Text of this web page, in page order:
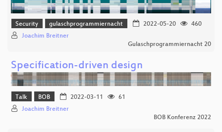
Security gulaschprogrammiernacht 2022-05-20
460
Joachim Breitner
Gulaschprogrammiernacht 20
Specification-driven design
Talk BOB 2022-03-11
61
Joachim Breitner
BOB Konferenz 2022